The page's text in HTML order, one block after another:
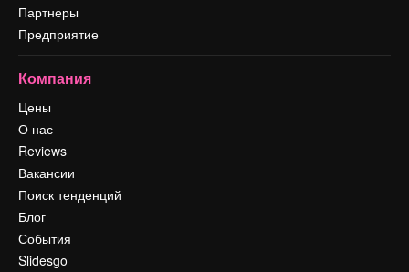
Партнеры
Предприятие
Компания
Цены
О нас
Reviews
Вакансии
Поиск тенденций
Блог
События
Slidesgo